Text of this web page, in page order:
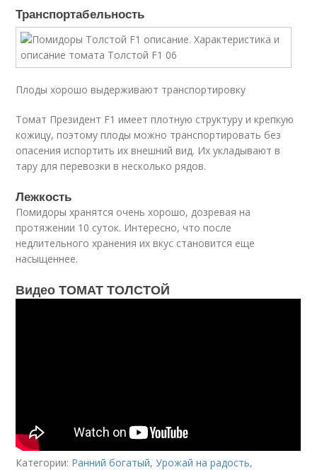
Транспортабельность
Плоды хорошо выдерживают транспортировку
Томат Президент F1 имеет плотную структуру и крепкую
кожицу, поэтому плоды можно транспортировать без
опасения испортить их внешний вид. Их укладывают в
тару для перевозки в несколько рядов.
Лежкость
Помидоры хранятся очень хорошо, дозревая на
протяжении 10 суток. Интересно, что после
недлительного хранения их вкус становится еще
насыщеннее.
Видео ТОМАТ ТОЛСТОЙ
Категории: Ранний богатый,Урожай на радость,